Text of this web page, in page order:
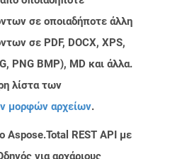
σε οποιαδήποτε άλλη
σε PDF, DOCX, XPS,
PNG BMP), MD και άλλα.
λίστα των
μορφών αρχείων.
Aspose.Total REST API με
για αρχάριους